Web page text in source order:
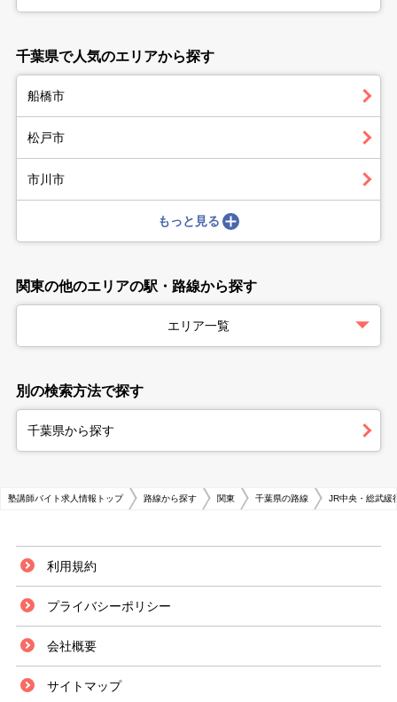
千葉県で人気のエリアから探す
船橋市
松戸市
市川市
もっと見る
関東の他のエリアの駅・路線から探す
エリア一覧
別の検索方法で探す
千葉県から探す
塾講師バイト求人情報トップ 路線から探す 関東 千葉県の路線 JR中央・総武緩
利用規約
プライバシーポリシー
会社概要
サイトマップ